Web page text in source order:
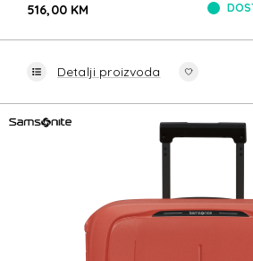
516,00 KM
Detalji proizvoda